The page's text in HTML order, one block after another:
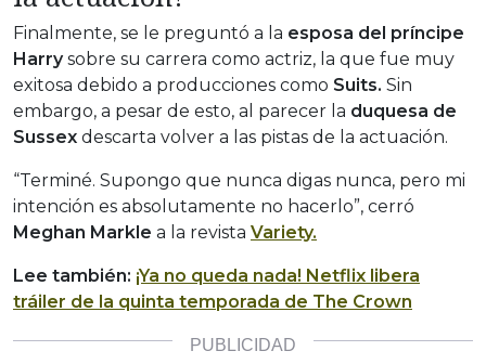
Finalmente, se le preguntó a la esposa del príncipe
Harrysobre su carrera como actriz, la que fue muy
exitosa debido a producciones como Suits. Sin
embargo, a pesar de esto, al parecer la duquesa de
Sussex descarta volver a las pistas de la actuación.
“Terminé. Supongo que nunca digas nunca, pero mi
intención es absolutamente no hacerlo”, cerró
Meghan Markle a la revista Variety.
Lee también: ¡Ya no queda nada! Netflix libera
tráiler de la quinta temporada de The Crown